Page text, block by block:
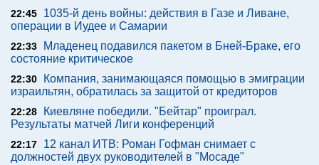
22:45
1035-й день войны: действия в Газе и Ливане,
операции в Иудее и Самарии
22:33
Младенец подавился пакетом в Бней-Браке, его
состояние критическое
22:30
Компания, занимающаяся помощью в эмиграции
израильтян, обратилась за защитой от кредиторов
22:28
Киевляне победили. "Бейтар" проиграл.
Результаты матчей Лиги конференций
22:17
12 канал ИТВ: Роман Гофман снимает с
должностей двух руководителей в "Мосаде"